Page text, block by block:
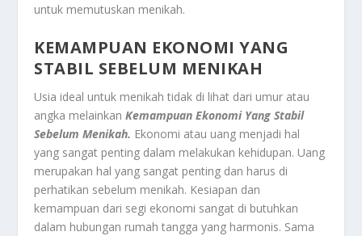
untuk memutuskan menikah.
KEMAMPUAN EKONOMI YANG
STABIL SEBELUM MENIKAH
Usia ideal untuk menikah tidak di lihat dari umur atau
angka melainkanKemampuan Ekonomi Yang Stabil
Sebelum Menikah. Ekonomi atau uang menjadi hal
yang sangat penting dalam melakukan kehidupan. Uang
merupakan hal yang sangat penting dan harus di
perhatikan sebelum menikah. Kesiapan dan
kemampuan dari segi ekonomi sangat di butuhkan
dalam hubungan rumah tangga yang harmonis. Sama